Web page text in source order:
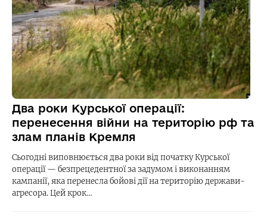
Два роки Курської операції:
перенесення війни на територію рф та
злам планів Кремля
Сьогодні виповнюється два роки від початку Курської
операції — безпрецедентної за задумом і виконанням
кампанії, яка перенесла бойові дії на територію держави-
агресора. Цей крок…